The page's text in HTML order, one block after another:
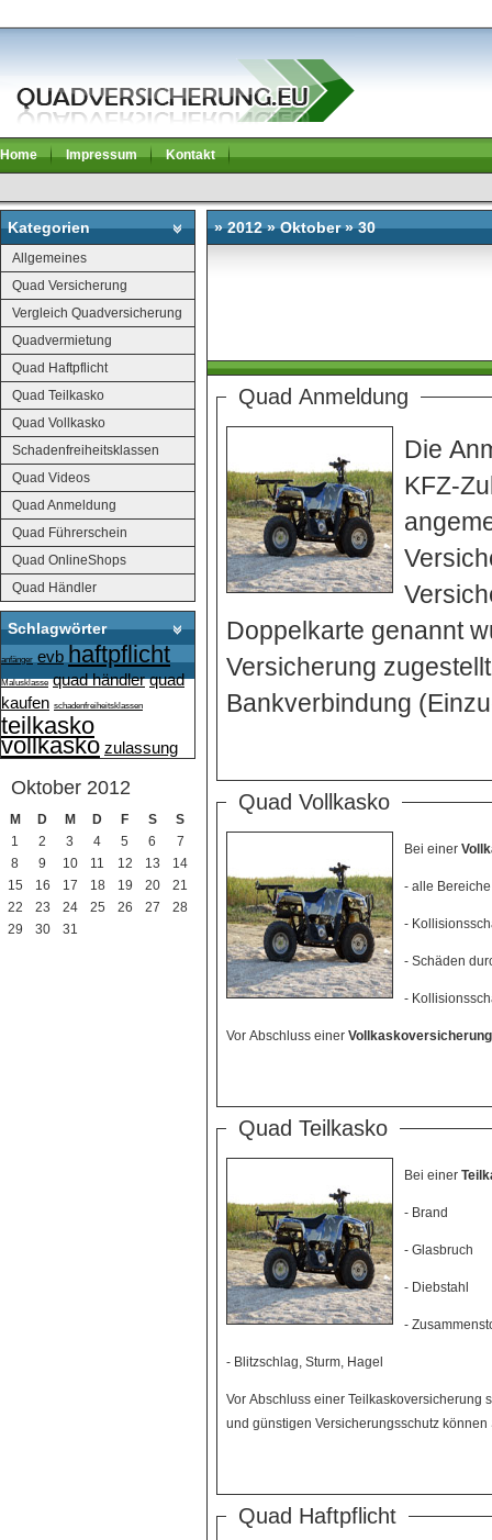
Home Impressum Kontakt
Kategorien
Allgemeines
Quad Versicherung
Vergleich Quadversicherung
Quadvermietung
Quad Haftpflicht
Quad Teilkasko
Quad Vollkasko
Schadenfreiheitsklassen
Quad Videos
Quad Anmeldung
Quad Führerschein
Quad OnlineShops
Quad Händler
Schlagwörter
anfänger evb haftpflicht
Malusklasse quad händler quad
kaufen schadenfreiheitsklassen
teilkasko
vollkasko zulassung
Oktober 2012
M D M D F S
S
1
2 3 4 5 6
7
8
9 10 11 12 13
14
15
16 17 18 19 20
21
22
23 24 25 26 27
28
29
30 31
» 2012 » Oktober » 30
Quad Anmeldung
Die
KFZ-
Doppelkarte genannt
Versicherung
Bankverbindung
Quad Vollkasko
Bei einer
- alle
-
- Schäden
-
Vor Abschluss einer Vollkaskoversicherung
Quad Teilkasko
Bei einer
- Brand
- Glasbruch
- Diebstahl
-
- Blitzschlag, Sturm, Hagel
Vor Abschluss einer Teilkaskoversicherung
und günstigen Versicherungsschutz können
Quad Haftpflicht